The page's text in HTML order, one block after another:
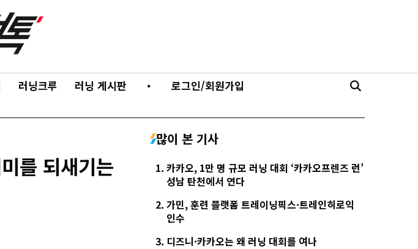
러닝크루 러닝 게시판 ・ 로그인/회원가입
를 되새기는
많이 본 기사
카카오, 1만 명 규모 러닝 대회 ‘카카오프렌즈 런’
성남 탄천에서 연다
가민, 훈련 플랫폼 트레이닝픽스·트레인히로익
인수
디즈니·카카오는 왜 러닝 대회를 여나